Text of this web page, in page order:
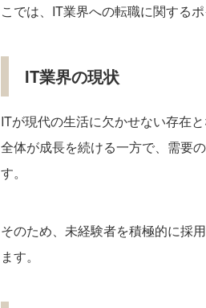
こでは、IT業界への転職に関するポ
IT業界の現状
ITが現代の生活に欠かせない存在
全体が成長を続ける一方で、需要
す。
そのため、未経験者を積極的に採
ます。